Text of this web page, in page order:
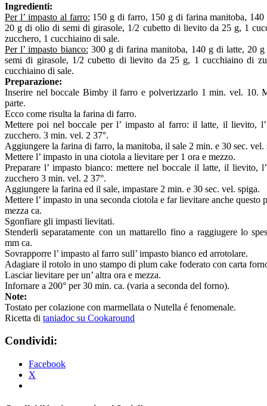
Ingredienti:
Per l’ impasto al farro: 150 g di farro, 150 g di farina manitoba, 140
20 g di olio di semi di girasole, 1/2 cubetto di lievito da 25 g, 1
zucchero, 1 cucchiaino di sale.
Per l’ impasto bianco: 300 g di farina manitoba, 140 g di latte, 20
semi di girasole, 1/2 cubetto di lievito da 25 g, 1 cucchiaino di
cucchiaino di sale.
Preparazione:
Inserire nel boccale Bimby il farro e polverizzarlo 1 min. vel. 10.
parte.
Ecco come risulta la farina di farro.
Mettere poi nel boccale per l’ impasto al farro: il latte, il lievito,
zucchero. 3 min. vel. 2 37°.
Aggiungere la farina di farro, la manitoba, il sale 2 min. e 30 sec. vel.
Mettere l’ impasto in una ciotola a lievitare per 1 ora e mezzo.
Preparare l’ impasto bianco: mettere nel boccale il latte, il lievito,
zucchero 3 min. vel. 2 37°.
Aggiungere la farina ed il sale, impastare 2 min. e 30 sec. vel. spiga.
Mettere l’ impasto in una seconda ciotola e far lievitare anche questo
mezza ca.
Sgonfiare gli impasti lievitati.
Stenderli separatamente con un mattarello fino a raggiugere lo
mm ca.
Sovrapporre l’ impasto al farro sull’ impasto bianco ed arrotolare.
Adagiare il rotolo in uno stampo di plum cake foderato con carta
Lasciar lievitare per un’ altra ora e mezza.
Infornare a 200° per 30 min. ca. (varia a seconda del forno).
Note:
Tostato per colazione con marmellata o Nutella é fenomenale.
Ricetta di taniadoc su Cookaround
Condividi:
Facebook
X